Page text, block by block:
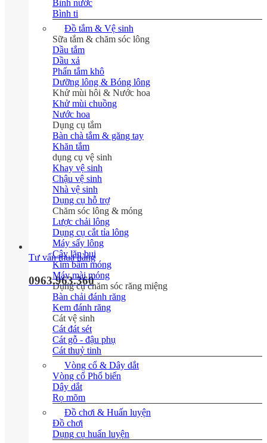
Tư vấn mua hàng
0963.963.360
Bình nước
Bình ti
Đồ tắm & Vệ sinh
Sữa tắm & chăm sóc lông
Dầu tắm
Dầu xả
Phấn tắm khô
Dưỡng lông & Bóng lông
Khử mùi hôi & Nước hoa
Khử mùi chuồng
Nước hoa
Dụng cụ tắm
Bàn chà tắm & găng tay
Khăn tắm
dụng cụ vệ sinh
Khay vệ sinh
Chậu vệ sinh
Nhà vệ sinh
Dụng cụ hỗ trợ
Chăm sóc lông & móng
Lược chải lông
Dụng cụ cắt tỉa lông
Máy sấy lông
Cây lăn bụi
Kìm bấm móng
Máy mài móng
Dụng cụ chăm sóc răng miệng
Bàn chải đánh răng
Kem đánh răng
Cát vệ sinh
Cát đát sét
Cát gỗ - đậu phụ
Cát thuỷ tinh
Vòng cổ & Dây dắt
Vòng cổ
Dây dắt
Rọ mõm
Đồ chơi & Huấn luyện
Đồ chơi
Dụng cụ huấn luyện